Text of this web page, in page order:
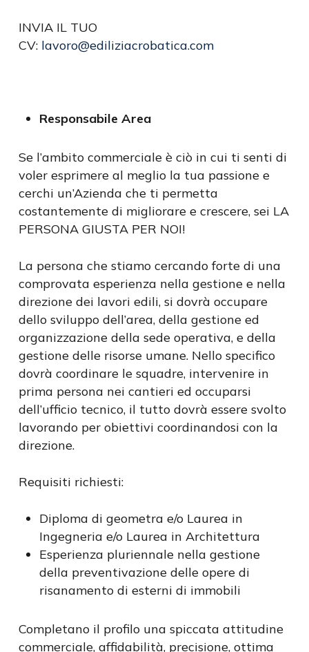
INVIA IL TUO
CV: lavoro@ediliziacrobatica.com
Responsabile Area
Se l’ambito commerciale è ciò in cui ti senti di
voler esprimere al meglio la tua passione e
cerchi un’Azienda che ti permetta
costantemente di migliorare e crescere, sei LA
PERSONA GIUSTA PER NOI!
La persona che stiamo cercando forte di una
comprovata esperienza nella gestione e nella
direzione dei lavori edili, si dovrà occupare
dello sviluppo dell’area, della gestione ed
organizzazione della sede operativa, e della
gestione delle risorse umane. Nello specifico
dovrà coordinare le squadre, intervenire in
prima persona nei cantieri ed occuparsi
dell’ufficio tecnico, il tutto dovrà essere svolto
lavorando per obiettivi coordinandosi con la
direzione.
Requisiti richiesti:
Diploma di geometra e/o Laurea in
Ingegneria e/o Laurea in Architettura
Esperienza pluriennale nella gestione
della preventivazione delle opere di
risanamento di esterni di immobili
Completano il profilo una spiccata attitudine
commerciale, affidabilità, precisione, ottima